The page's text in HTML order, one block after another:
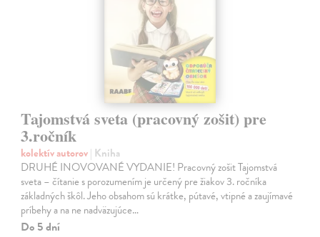
Tajomstvá sveta (pracovný zošit) pre
3.ročník
kolektív autorov| Kniha
DRUHÉ INOVOVANÉ VYDANIE! Pracovný zošit Tajomstvá
sveta – čítanie s porozumením je určený pre žiakov 3. ročníka
základných škôl. Jeho obsahom sú krátke, pútavé, vtipné a zaujímavé
príbehy a na ne nadväzujúce…
Do 5 dní